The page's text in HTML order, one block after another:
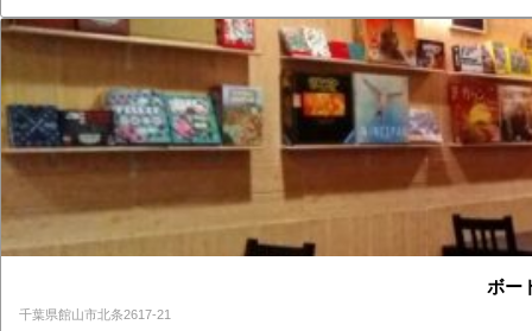
ボー
千葉県館山市北条2617-21